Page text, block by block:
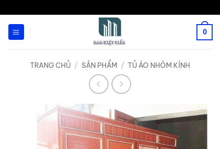
0
TRANG CHỦ / SẢN PHẨM / TỦ ÁO NHÔM KÍNH